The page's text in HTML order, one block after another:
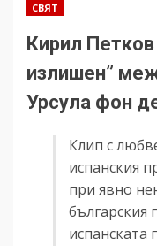
СВЯТ
Кирил Петков
излишен”
Урсула фон
Клип с
испанския
при явно
българския
испанската